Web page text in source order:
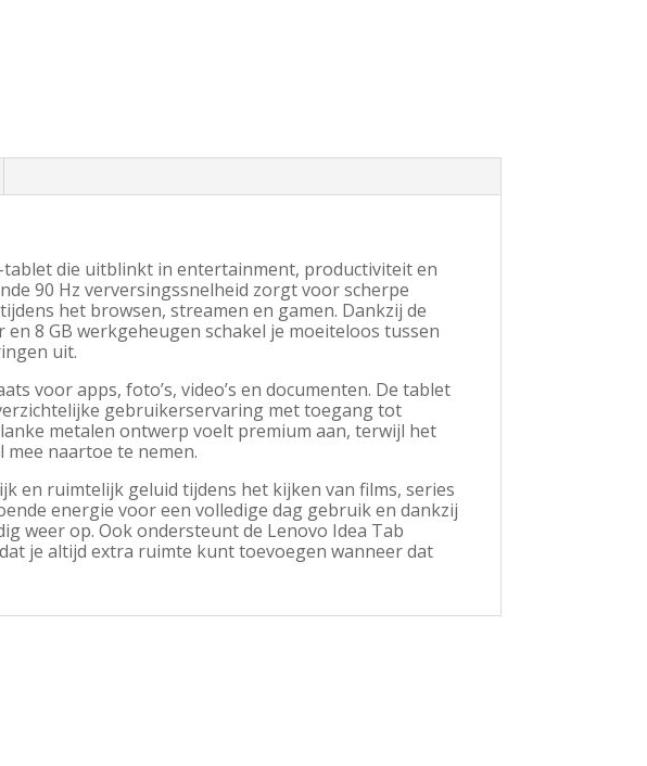
aantal
tablet die uitblinkt in entertainment, productiviteit en
90 Hz verversingssnelheid zorgt voor scherpe
het browsen, streamen en gamen. Dankzij de
8 GB werkgeheugen schakel je moeiteloos tussen
uit.
voor apps, foto’s, video’s en documenten. De tablet
gebruikerservaring met toegang tot
metalen ontwerp voelt premium aan, terwijl het
naartoe te nemen.
en ruimtelijk geluid tijdens het kijken van films, series
energie voor een volledige dag gebruik en dankzij
weer op. Ook ondersteunt de Lenovo Idea Tab
je altijd extra ruimte kunt toevoegen wanneer dat